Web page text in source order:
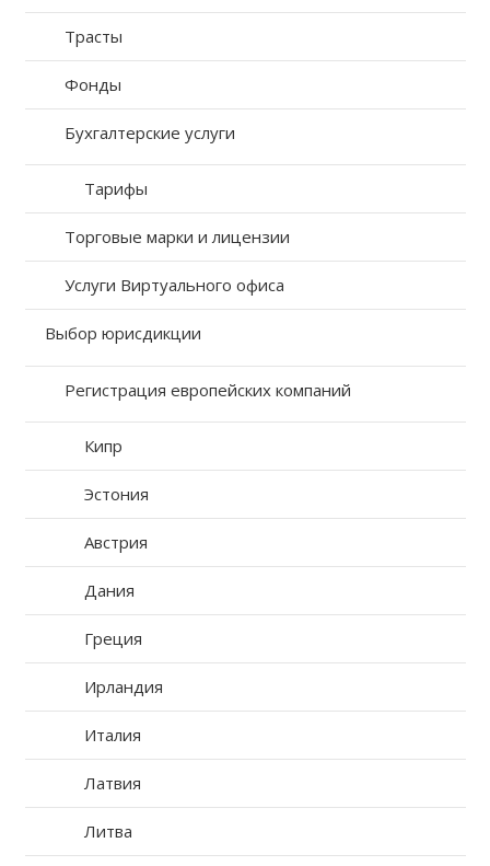
Трасты
Фонды
Бухгалтерские услуги
Тарифы
Торговые марки и лицензии
Услуги Виртуального офиса
Выбор юрисдикции
Регистрация европейских компаний
Кипр
Эстония
Австрия
Дания
Греция
Ирландия
Италия
Латвия
Литва